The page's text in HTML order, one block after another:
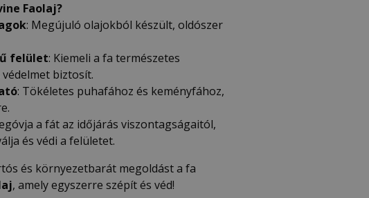
Faolaj?
: Megújuló olajokból készült, oldószer
felület: Kiemeli a fa természetes
biztosít.
: Tökéletes puhafához és keményfához,
a fát az időjárás viszontagságaitól,
és védi a felületet.
és környezetbarát megoldást a fa
, amely egyszerre szépít és véd!